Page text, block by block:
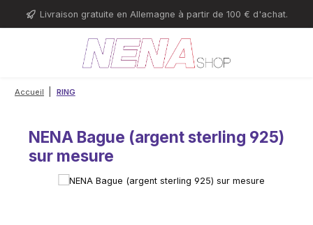
Passer au contenu principal
Livraison gratuite en Allemagne à partir de 100 € d'achat.
Accueil RING
NENA Bague (argent sterling 925)
sur mesure
Ignorer la galerie d'images